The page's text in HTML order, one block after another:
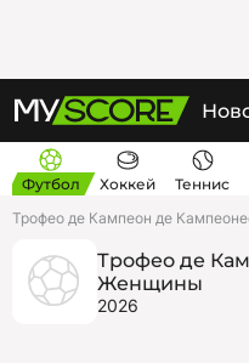
Футбол Хоккей Теннис
Трофео де Кампеон де
Трофео де
Женщины
2026